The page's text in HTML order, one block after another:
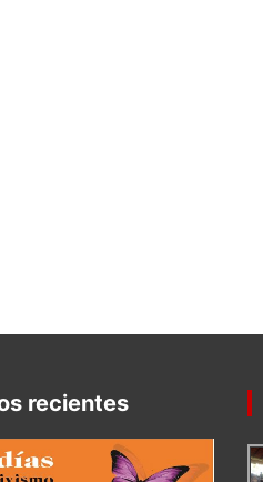
recientes